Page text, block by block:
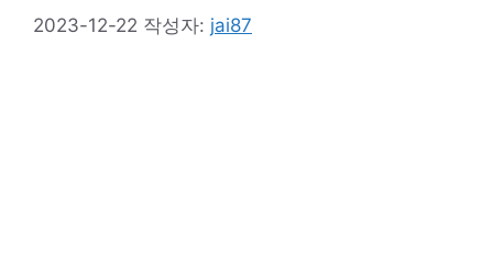
2023-12-22 작성자: jai87